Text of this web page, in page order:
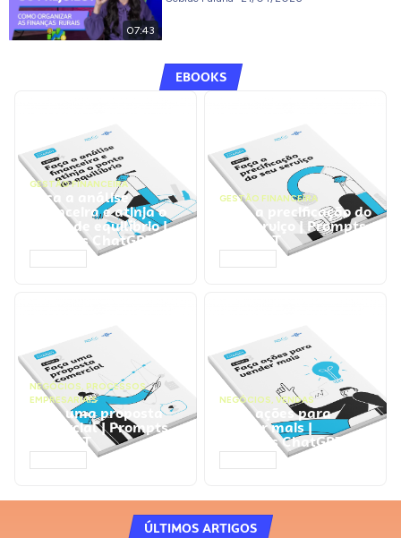
07:43
EBOOKS
GESTÃO FINANCEIRA
Faça a análise
financeira e atinja o
ponto de equilíbrio |
Prompts ChatGPT
GESTÃO FINANCEIRA
Faça a precificação do
seu serviço | Prompts
ChatGPT
NEGÓCIOS, PROCESSOS
EMPRESARIAIS
Faça uma proposta
comercial | Prompts
ChatGPT
NEGÓCIOS, VENDAS
Faça ações para
vender mais |
Prompts ChatGPT
ÚLTIMOS ARTIGOS